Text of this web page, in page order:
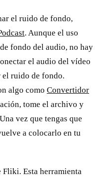
el ruido de fondo,
. Aunque el uso
fondo del audio, no hay
el audio del vídeo
ruido de fondo.
algo como Convertidor
tome el archivo y
vez que tengas que
a colocarlo en tu
Fliki. Esta herramienta